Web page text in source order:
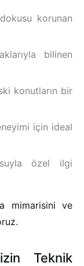
korunan
bilinen
konutların bir
için ideal
özel ilgi
mimarisini ve
Teknik